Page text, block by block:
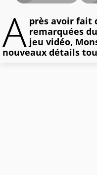
A près avoir fait
remarquées
jeu vidéo,
nouveaux détails